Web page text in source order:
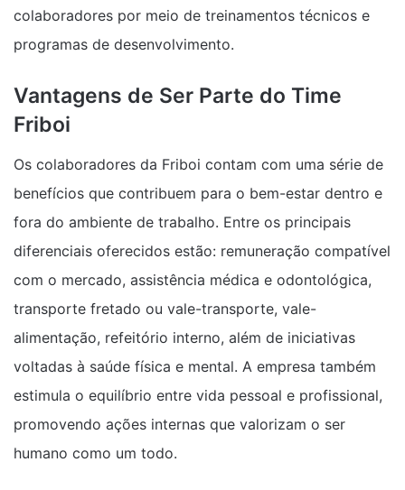
colaboradores por meio de treinamentos técnicos e
programas de desenvolvimento.
Vantagens de Ser Parte do Time
Friboi
Os colaboradores da Friboi contam com uma série de
benefícios que contribuem para o bem-estar dentro e
fora do ambiente de trabalho. Entre os principais
diferenciais oferecidos estão: remuneração compatível
com o mercado, assistência médica e odontológica,
transporte fretado ou vale-transporte, vale-
alimentação, refeitório interno, além de iniciativas
voltadas à saúde física e mental. A empresa também
estimula o equilíbrio entre vida pessoal e profissional,
promovendo ações internas que valorizam o ser
humano como um todo.